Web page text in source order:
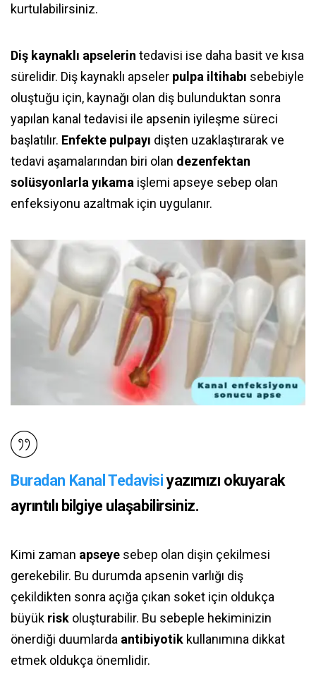
kurtulabilirsiniz.
Diş kaynaklı apselerin tedavisi ise daha basit ve kısa
sürelidir. Diş kaynaklı apseler pulpa iltihabı sebebiyle
oluştuğu için, kaynağı olan diş bulunduktan sonra
yapılan kanal tedavisi ile apsenin iyileşme süreci
başlatılır. Enfekte pulpayı dişten uzaklaştırarak ve
tedavi aşamalarından biri olan dezenfektan
solüsyonlarla yıkama işlemi apseye sebep olan
enfeksiyonu azaltmak için uygulanır.
Buradan Kanal Tedavisi yazımızı okuyarak
ayrıntılı bilgiye ulaşabilirsiniz.
Kimi zaman apseye sebep olan dişin çekilmesi
gerekebilir. Bu durumda apsenin varlığı diş
çekildikten sonra açığa çıkan soket için oldukça
büyük risk oluşturabilir. Bu sebeple hekiminizin
önerdiği duumlarda antibiyotik kullanımına dikkat
etmek oldukça önemlidir.